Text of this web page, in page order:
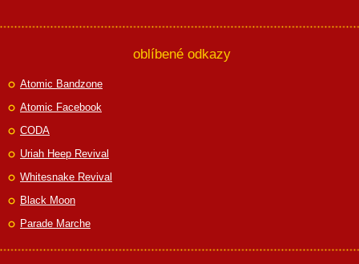
oblíbené odkazy
Atomic Bandzone
Atomic Facebook
CODA
Uriah Heep Revival
Whitesnake Revival
Black Moon
Parade Marche